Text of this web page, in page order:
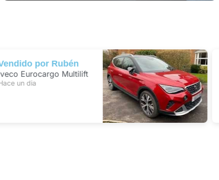
Vendido porÓscar
Camión Pluma
Hace 2 horas